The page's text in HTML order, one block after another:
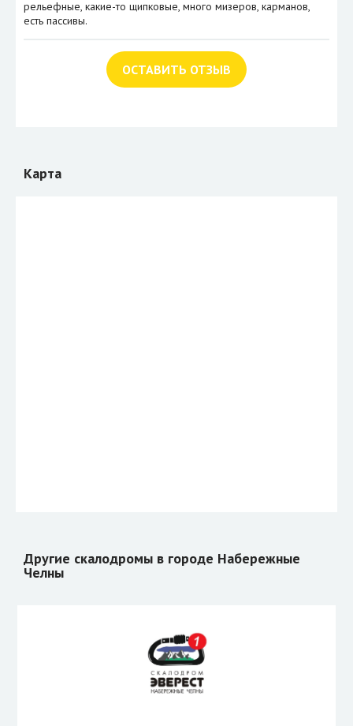
рельефные, какие-то щипковые, много мизеров, карманов,
есть пассивы.
ОСТАВИТЬ ОТЗЫВ
Карта
Другие скалодромы в городе Набережные
Челны